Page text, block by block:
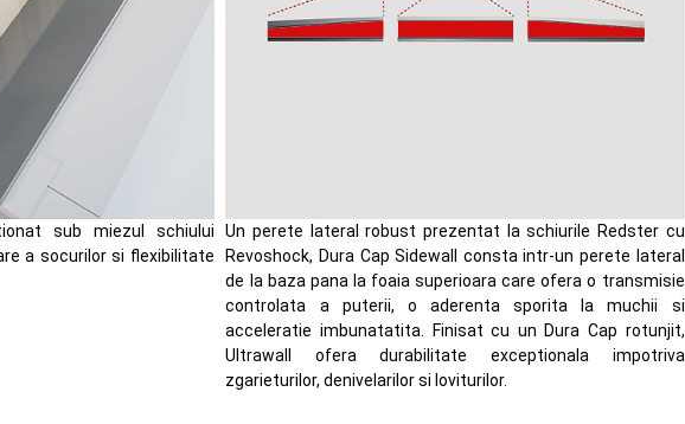
sub miezul schiului
a socurilor si flexibilitate
Un perete lateral robust prezentat la schiurile Redster cu
Revoshock, Dura Cap Sidewall consta intr-un perete lateral
de la baza pana la foaia superioara care ofera o transmisie
controlata a puterii, o aderenta sporita la muchii si
acceleratie imbunatatita. Finisat cu un Dura Cap rotunjit,
Ultrawall ofera durabilitate exceptionala impotriva
zgarieturilor, denivelarilor si loviturilor.